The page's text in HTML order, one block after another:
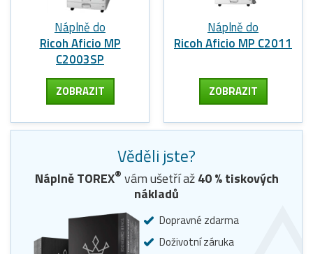
Náplně do
Ricoh Aficio MP
C2003SP
ZOBRAZIT
Náplně do
Ricoh Aficio MP C2011
ZOBRAZIT
Věděli jste?
Náplně TOREX® vám ušetří až40% tiskových
nákladů
Dopravné zdarma
Doživotní záruka